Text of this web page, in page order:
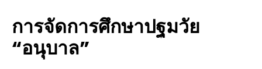
การจัดการศึกษาปฐมวัย
“อนุบาล”